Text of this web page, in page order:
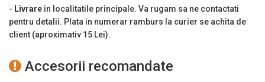
Nr./Tip baterii: Acumulator Li-ion inclus in pachet
Consumabile: Benzi de etichete Dymo D1 de 6, 9, 12 sau 19mm
Dimensiuni: 104 x 215 x 57 mm
Greutate: 415 g
- Livrare in localitatile principale. Va rugam sa ne contactati
pentru detalii. Plata in numerar ramburs la curier se achita de
client (aproximativ 15 Lei).
Accesorii recomandate